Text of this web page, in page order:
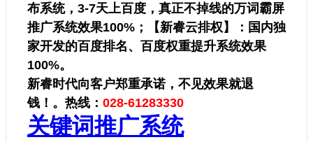
布系统，3-7天上百度，真正不掉线的万词霸屏
推广系统效果100%；【新睿云排权】：国内独
家开发的百度排名、百度权重提升系统效果
100%。
新睿时代向客户郑重承诺，不见效果就退
钱！。热线： 028-61283330
关键词推广系统